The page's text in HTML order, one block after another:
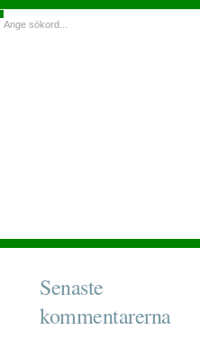
Senaste
kommentarerna